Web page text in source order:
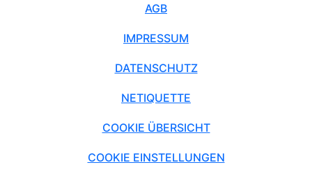
AGB
IMPRESSUM
DATENSCHUTZ
NETIQUETTE
COOKIE ÜBERSICHT
COOKIE EINSTELLUNGEN